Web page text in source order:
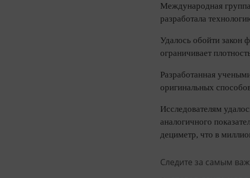
Международная
разработала
Удалось обойти закон
ограничивает
Разработанная
оригинальных
Исследователям
аналогичного
дециметр, что в
Следите за самым